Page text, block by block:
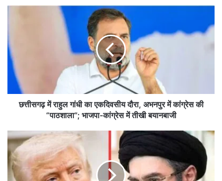
te
ग
ढ़
में
ल
ए
क
दि
व
सी
छत्तीसगढ़ में राहुल गांधी का एकदिवसीय दौरा, अभनपुर में कांग्रेस की
“पाठशाला”; भाजपा-कांग्रेस में तीखी बयानबाजी
अ
मे
रि
का